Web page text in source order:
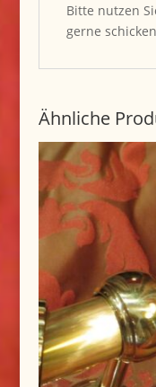
Bitte nutzen
gerne
Ähnliche